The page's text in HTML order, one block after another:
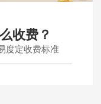
收费？
度定收费标准